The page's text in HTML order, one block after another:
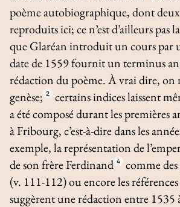
poème autobiographique, dont
reproduits ici; ce n’est d’ailleurs pas
que Glaréan introduit un cours par
date de 1559 fournit unterminus
rédaction du poème. À vrai dire, on
genèse; 2
certains indices laissent
a été composé durant les premières
à Fribourg, c’est-à-dire dans les
exemple, la représentation de
de son frère Ferdinand 4
comme
(v. 111-112) ou encore les
suggèrent une rédaction entre 1535